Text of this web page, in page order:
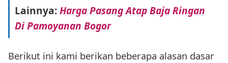
Lainnya:Harga Pasang Atap Baja Ringan
Di Pamoyanan Bogor
Berikut ini kami berikan beberapa alasan dasar